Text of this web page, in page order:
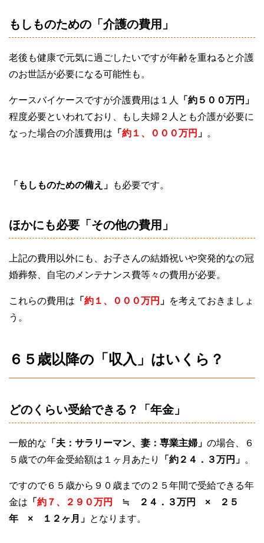
もしものための「介護の費用」
老後も健康で元気に過ごしたいですが年齢を重ねると介護
のお世話が必要になる可能性も。
ケースバイケースですが介護費用は１人
「約５００万円」
程度必要といわれており、もし夫婦２人とも介護が必要に
なった場合の介護費用は 「 約１、０００万円 」 。
「もしものための備え」 も必要です。
ほかにも必要「その他の費用」
上記の費用以外にも、お子さんの結婚祝いや突発的なの冠
婚葬祭、自宅のメンテナンス費等々の費用が必要。
これらの費用は 「 約１、０００万円 」 を考えておきましょ
う。
６５歳以降の「収入」はいくら？
どのくらい受給できる？「年金」
一般的な 「夫：サラリーマン、妻：専業主婦」 の場合、６
５歳での年金受給額は１ヶ月あたり
「約２４．３万円」 。
ですので６５歳から９０歳までの２５年間で受給できる年
金は 「 約７、２９０万円
≒ ２４．３万円 × ２５
年 × １２ヶ月」 となります。